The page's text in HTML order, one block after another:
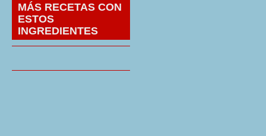
MÁS RECETAS CON
ESTOS
INGREDIENTES